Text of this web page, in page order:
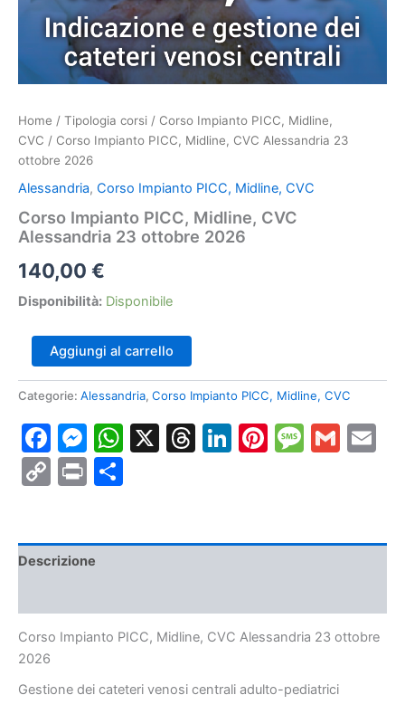
Home / Tipologia corsi / Corso Impianto PICC, Midline,
CVC / Corso Impianto PICC, Midline, CVC Alessandria 23
ottobre 2026
Alessandria, Corso Impianto PICC, Midline, CVC
Corso Impianto PICC, Midline, CVC
Alessandria 23 ottobre 2026
140,00 €
Disponibilità: Disponibile
Corso
Impianto
PICC,
Midline,
Alessandria
23
ottobre
2026
Aggiungi al carrello
Categorie: Alessandria, Corso Impianto PICC, Midline, CVC
Facebook
Messenger
WhatsApp
X Threads
LinkedIn
Pinterest
Copy
Print
Descrizione
Corso Impianto PICC, Midline, CVC Alessandria 23 ottobre
2026
Gestione dei cateteri venosi centrali adulto-pediatrici